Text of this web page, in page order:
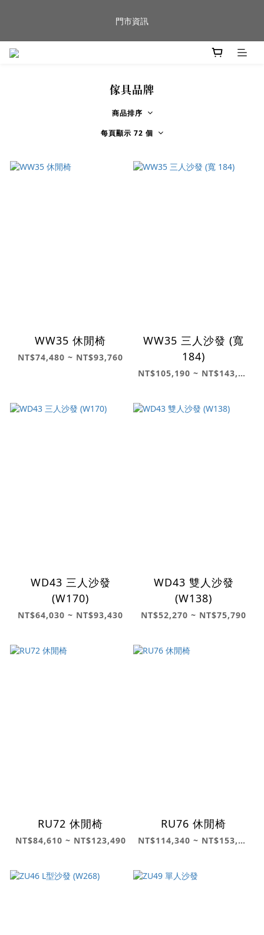
群門市展示中✨
門市資訊
新品到貨｜日本燈具品牌 Ambientec 年度新品 Barcarolle 臺中樂
群門市展示中✨
傢具品牌
商品排序
每頁顯示 72 個
WW35 休閒椅
NT$74,480 ~ NT$93,760
WW35 三人沙發 (寬
184)
NT$105,190 ~ NT$143,410
WD43 三人沙發
(W170)
NT$64,030 ~ NT$93,430
WD43 雙人沙發
(W138)
NT$52,270 ~ NT$75,790
RU72 休閒椅
NT$84,610 ~ NT$123,490
RU76 休閒椅
NT$114,340 ~ NT$153,540